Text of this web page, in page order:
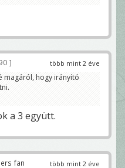
több mint 2 éve
magáról, hogy irányító
a 3 együtt.
több mint 2 éve
fan